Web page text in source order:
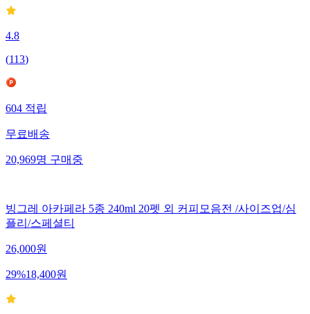
4.8
(113)
604적립
무료배송
20,969명구매중
빙그레 아카페라 5종 240ml 20펫 외 커피모음전 /사이즈업/심
플리/스페셜티
26,000원
29%18,400원